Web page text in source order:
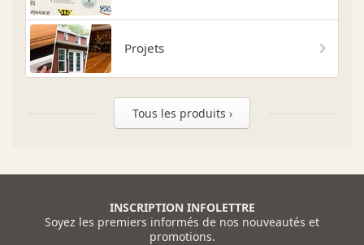
Projets
Tous les produits ›
INSCRIPTION INFOLETTRE
Soyez les premiers informés de nos nouveautés et
promotions.